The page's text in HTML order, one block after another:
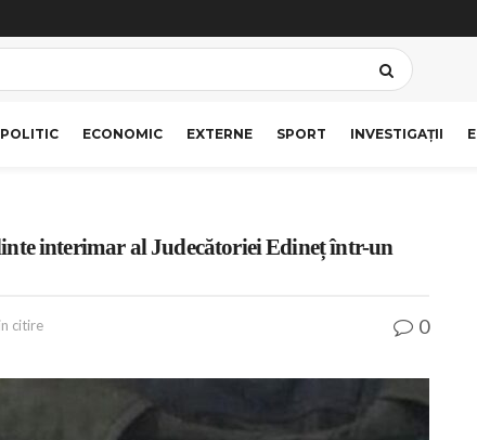
POLITIC ECONOMIC EXTERNE SPORT INVESTIGAȚII
interimar al Judecătoriei Edineț într-un
citire 0